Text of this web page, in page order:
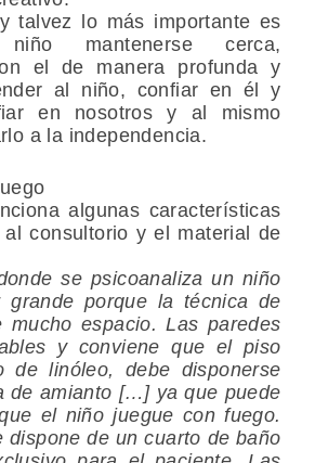
talvez lo más importante es
mantenerse cerca,
el de manera profunda y
al niño, confiar en él y
en nosotros y al mismo
a la independencia.
algunas características
consultorio y el material de
se psicoanaliza un niño
grande porque la técnica de
mucho espacio. Las paredes
y conviene que el piso
de linóleo, debe disponerse
de amianto […] ya que puede
el niño juegue con fuego.
dispone de un cuarto de baño